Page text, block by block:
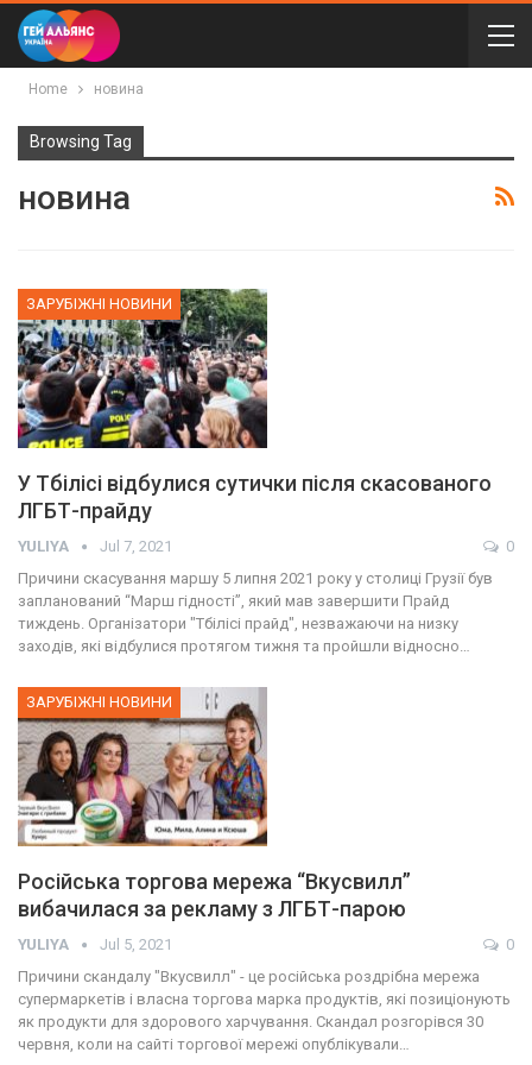
Home новина
Browsing Tag
новина
ЗАРУБІЖНІ НОВИНИ
У Тбілісі відбулися сутички після скасованого
ЛГБТ-прайду
YULIYA Jul 7, 2021
0
Причини скасування маршу 5 липня 2021 року у столиці Грузії був
запланований “Марш гідності”, який мав завершити Прайд
тиждень. Організатори "Тбілісі прайд", незважаючи на низку
заходів, які відбулися протягом тижня та пройшли відносно…
ЗАРУБІЖНІ НОВИНИ
Російська торгова мережа “Вкусвилл”
вибачилася за рекламу з ЛГБТ-парою
YULIYA Jul 5, 2021
0
Причини скандалу "Вкусвилл" - це російська роздрібна мережа
супермаркетів і власна торгова марка продуктів, які позиціонують
як продукти для здорового харчування. Скандал розгорівся 30
червня, коли на сайті торгової мережі опублікували…